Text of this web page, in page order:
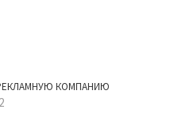
КОМПАНИЮ